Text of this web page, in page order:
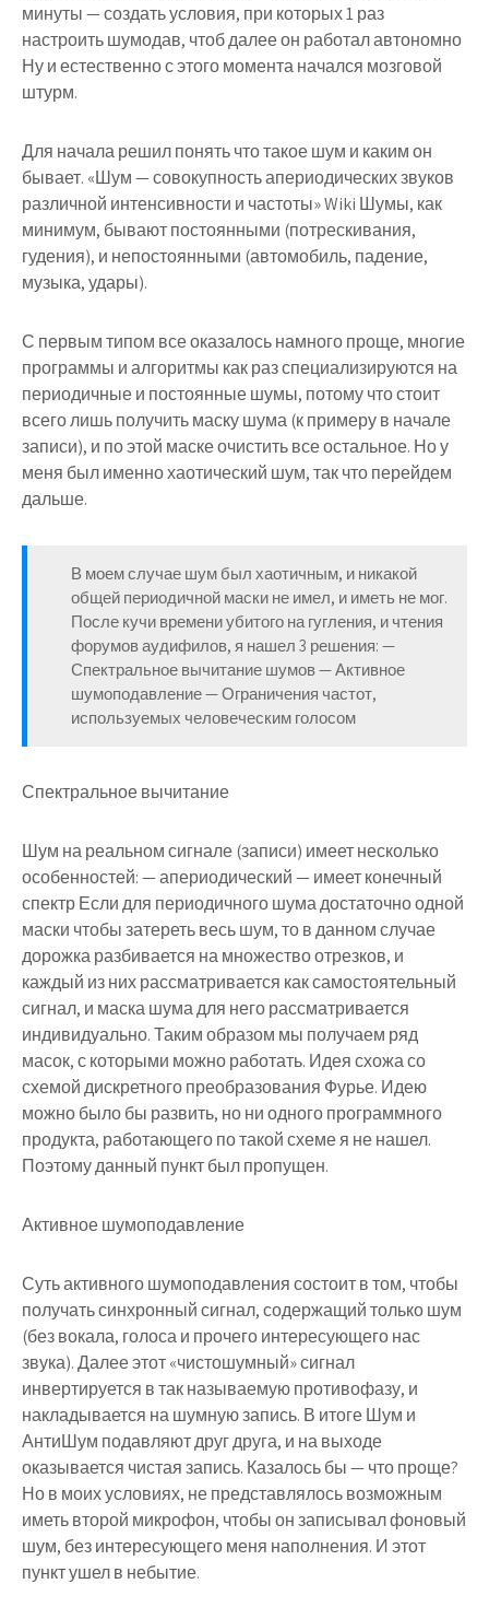
минуты — создать условия, при которых 1 раз
настроить шумодав, чтоб далее он работал автономно
Ну и естественно с этого момента начался мозговой
штурм.
Для начала решил понять что такое шум и каким он
бывает. «Шум — совокупность апериодических звуков
различной интенсивности и частоты» Wiki Шумы, как
минимум, бывают постоянными (потрескивания,
гудения), и непостоянными (автомобиль, падение,
музыка, удары).
С первым типом все оказалось намного проще, многие
программы и алгоритмы как раз специализируются на
периодичные и постоянные шумы, потому что стоит
всего лишь получить маску шума (к примеру в начале
записи), и по этой маске очистить все остальное. Но у
меня был именно хаотический шум, так что перейдем
дальше.
В моем случае шум был хаотичным, и никакой
общей периодичной маски не имел, и иметь не мог.
После кучи времени убитого на гугления, и чтения
форумов аудифилов, я нашел 3 решения: —
Спектральное вычитание шумов — Активное
шумоподавление — Ограничения частот,
используемых человеческим голосом
Спектральное вычитание
Шум на реальном сигнале (записи) имеет несколько
особенностей: — апериодический — имеет конечный
спектр Если для периодичного шума достаточно одной
маски чтобы затереть весь шум, то в данном случае
дорожка разбивается на множество отрезков, и
каждый из них рассматривается как самостоятельный
сигнал, и маска шума для него рассматривается
индивидуально. Таким образом мы получаем ряд
масок, с которыми можно работать. Идея схожа со
схемой дискретного преобразования Фурье. Идею
можно было бы развить, но ни одного программного
продукта, работающего по такой схеме я не нашел.
Поэтому данный пункт был пропущен.
Активное шумоподавление
Суть активного шумоподавления состоит в том, чтобы
получать синхронный сигнал, содержащийтолькошум
(без вокала, голоса и прочего интересующего нас
звука). Далее этот «чистошумный» сигнал
инвертируется в так называемую противофазу, и
накладывается на шумную запись. В итоге Шум и
АнтиШум подавляют друг друга, и на выходе
оказывается чистая запись. Казалось бы — что проще?
Но в моих условиях, не представлялось возможным
иметь второй микрофон, чтобы он записывал фоновый
шум, без интересующего меня наполнения. И этот
пункт ушел в небытие.